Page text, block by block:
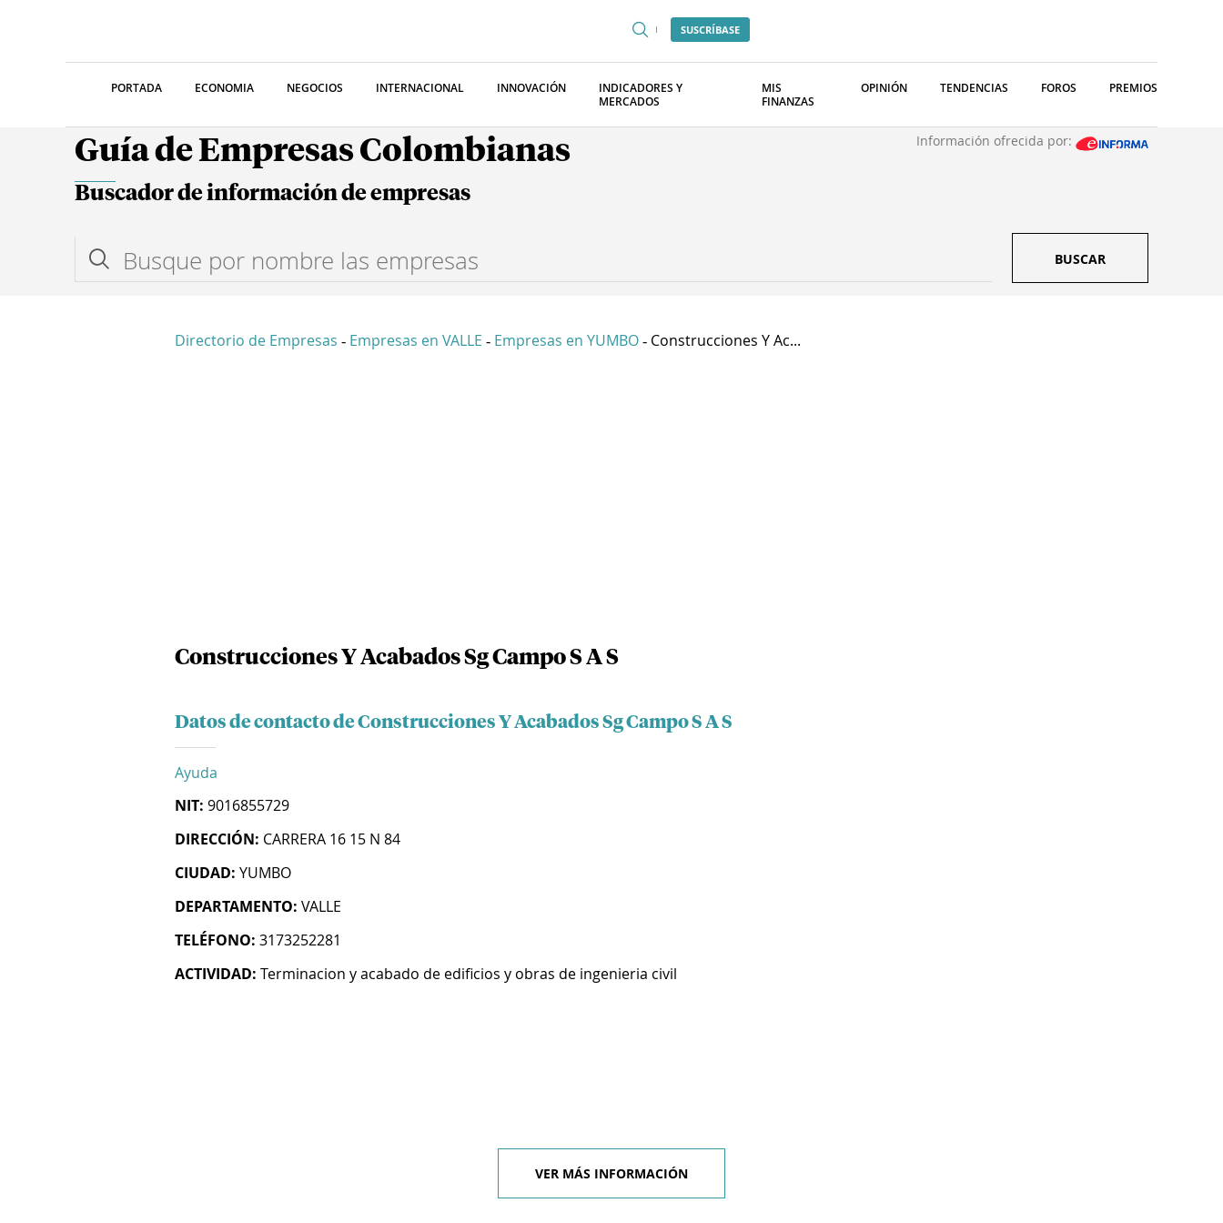
SUSCRÍBASE
PORTADA ECONOMIA NEGOCIOS INTERNACIONAL INNOVACIÓN
INDICADORES Y
MERCADOS
MIS
FINANZAS
OPINIÓN TENDENCIAS FOROS PREMIOS
Guía de Empresas Colombianas Información ofrecida por:
Buscador de información de empresas
BUSCAR
Directorio de Empresas - Empresas en VALLE - Empresas en YUMBO - Construcciones Y Ac...
Construcciones Y Acabados Sg Campo S A S
Datos de contacto de Construcciones Y Acabados Sg Campo S A S
Ayuda
NIT: 9016855729
DIRECCIÓN: CARRERA 16 15 N 84
CIUDAD: YUMBO
DEPARTAMENTO: VALLE
TELÉFONO: 3173252281
ACTIVIDAD: Terminacion y acabado de edificios y obras de ingenieria civil
VER MÁS INFORMACIÓN